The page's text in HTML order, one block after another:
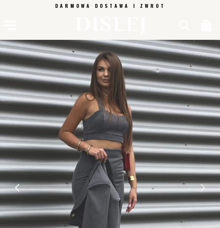
DARMOWA DOSTAWA I ZWROT
PRZEJŚĆ DO
INFORMACJI
O
PRODUKCIE